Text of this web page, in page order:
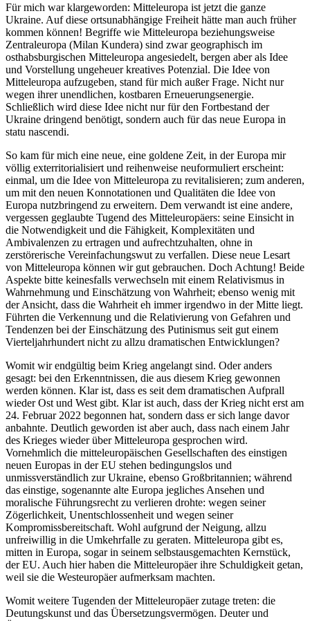
Für mich war klargeworden: Mitteleuropa ist jetzt die ganze
Ukraine. Auf diese ortsunabhängige Freiheit hätte man auch früher
kommen können! Begriffe wie Mitteleuropa beziehungsweise
Zentraleuropa (Milan Kundera) sind zwar geographisch im
osthabsburgischen Mitteleuropa angesiedelt, bergen aber als Idee
und Vorstellung ungeheuer kreatives Potenzial. Die Idee von
Mitteleuropa aufzugeben, stand für mich außer Frage. Nicht nur
wegen ihrer unendlichen, kostbaren Erneuerungsenergie.
Schließlich wird diese Idee nicht nur für den Fortbestand der
Ukraine dringend benötigt, sondern auch für das neue Europa in
statu nascendi.
So kam für mich eine neue, eine goldene Zeit, in der Europa mir
völlig exterritorialisiert und reihenweise neuformuliert erscheint:
einmal, um die Idee von Mitteleuropa zu revitalisieren; zum anderen,
um mit den neuen Konnotationen und Qualitäten die Idee von
Europa nutzbringend zu erweitern. Dem verwandt ist eine andere,
vergessen geglaubte Tugend des Mitteleuropäers: seine Einsicht in
die Notwendigkeit und die Fähigkeit, Komplexitäten und
Ambivalenzen zu ertragen und aufrechtzuhalten, ohne in
zerstörerische Vereinfachungswut zu verfallen. Diese neue Lesart
von Mitteleuropa können wir gut gebrauchen. Doch Achtung! Beide
Aspekte bitte keinesfalls verwechseln mit einem Relativismus in
Wahrnehmung und Einschätzung von Wahrheit; ebenso wenig mit
der Ansicht, dass die Wahrheit eh immer irgendwo in der Mitte liegt.
Führten die Verkennung und die Relativierung von Gefahren und
Tendenzen bei der Einschätzung des Putinismus seit gut einem
Vierteljahrhundert nicht zu allzu dramatischen Entwicklungen?
Womit wir endgültig beim Krieg angelangt sind. Oder anders
gesagt: bei den Erkenntnissen, die aus diesem Krieg gewonnen
werden können. Klar ist, dass es seit dem dramatischen Aufprall
wieder Ost und West gibt. Klar ist auch, dass der Krieg nicht erst am
24. Februar 2022 begonnen hat, sondern dass er sich lange davor
anbahnte. Deutlich geworden ist aber auch, dass nach einem Jahr
des Krieges wieder über Mitteleuropa gesprochen wird.
Vornehmlich die mitteleuropäischen Gesellschaften des einstigen
neuen Europas in der EU stehen bedingungslos und
unmissverständlich zur Ukraine, ebenso Großbritannien; während
das einstige, sogenannte alte Europa jegliches Ansehen und
moralische Führungsrecht zu verlieren drohte: wegen seiner
Zögerlichkeit, Unentschlossenheit und wegen seiner
Kompromissbereitschaft. Wohl aufgrund der Neigung, allzu
unfreiwillig in die Umkehrfalle zu geraten. Mitteleuropa gibt es,
mitten in Europa, sogar in seinem selbstausgemachten Kernstück,
der EU. Auch hier haben die Mitteleuropäer ihre Schuldigkeit getan,
weil sie die Westeuropäer aufmerksam machten.
Womit weitere Tugenden der Mitteleuropäer zutage treten: die
Deutungskunst und das Übersetzungsvermögen. Deuter und